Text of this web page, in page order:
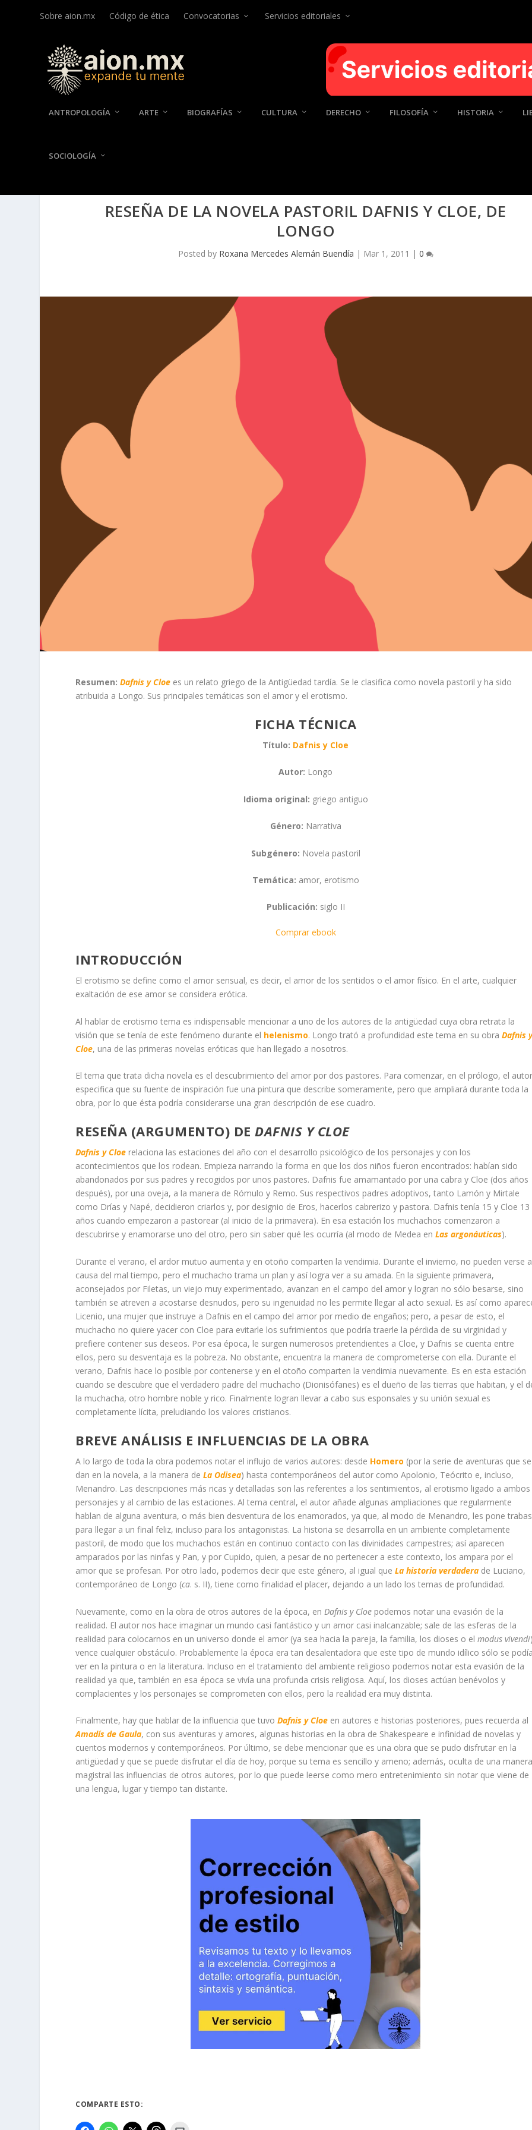
Sobre aion.mx Código de ética Convocatorias Servicios editoriales
ANTROPOLOGÍA ARTE BIOGRAFÍAS CULTURA DERECHO FILOSOFÍA HISTORIA
SOCIOLOGÍA
RESEÑA DE LA NOVELA PASTORIL DAFNIS Y CLOE, DE
LONGO
Posted by Roxana Mercedes Alemán Buendía | Mar 1, 2011 | 0
Resumen: Dafnis y Cloe es un relato griego de la Antigüedad tardía. Se le clasifica como novela pastoril y ha sido
atribuida a Longo. Sus principales temáticas son el amor y el erotismo.
FICHA TÉCNICA
Título: Dafnis y Cloe
Autor: Longo
Idioma original: griego antiguo
Género: Narrativa
Subgénero: Novela pastoril
Temática: amor, erotismo
Publicación: siglo II
Comprar ebook
INTRODUCCIÓN
El erotismo se define como el amor sensual, es decir, el amor de los sentidos o el amor físico. En el arte, cualquier
exaltación de ese amor se considera erótica.
Al hablar de erotismo tema es indispensable mencionar a uno de los autores de la antigüedad cuya obra retrata la
visión que se tenía de este fenómeno durante el helenismo. Longo trató a profundidad este tema en su obraDafnis
Cloe, una de las primeras novelas eróticas que han llegado a nosotros.
El tema que trata dicha novela es el descubrimiento del amor por dos pastores. Para comenzar, en el prólogo, el
especifica que su fuente de inspiración fue una pintura que describe someramente, pero que ampliará durante toda la
obra, por lo que ésta podría considerarse una gran descripción de ese cuadro.
RESEÑA (ARGUMENTO) DEDAFNIS Y CLOE
Dafnis y Cloe relaciona las estaciones del año con el desarrollo psicológico de los personajes y con los
acontecimientos que los rodean. Empieza narrando la forma en que los dos niños fueron encontrados: habían sido
abandonados por sus padres y recogidos por unos pastores. Dafnis fue amamantado por una cabra y Cloe (dos años
después), por una oveja, a la manera de Rómulo y Remo. Sus respectivos padres adoptivos, tanto Lamón y Mirtale
como Drías y Napé, decidieron criarlos y, por designio de Eros, hacerlos cabrerizo y pastora. Dafnis tenía 15 y Cloe 13
años cuando empezaron a pastorear (al inicio de la primavera). En esa estación los muchachos comenzaron a
descubrirse y enamorarse uno del otro, pero sin saber qué les ocurría (al modo de Medea enLas argonáuticas).
Durante el verano, el ardor mutuo aumenta y en otoño comparten la vendimia. Durante el invierno, no pueden verse a
causa del mal tiempo, pero el muchacho trama un plan y así logra ver a su amada. En la siguiente primavera,
aconsejados por Filetas, un viejo muy experimentado, avanzan en el campo del amor y logran no sólo besarse, sino
también se atreven a acostarse desnudos, pero su ingenuidad no les permite llegar al acto sexual. Es así como
Licenio, una mujer que instruye a Dafnis en el campo del amor por medio de engaños; pero, a pesar de esto, el
muchacho no quiere yacer con Cloe para evitarle los sufrimientos que podría traerle la pérdida de su virginidad y
prefiere contener sus deseos. Por esa época, le surgen numerosos pretendientes a Cloe, y Dafnis se cuenta entre
ellos, pero su desventaja es la pobreza. No obstante, encuentra la manera de comprometerse con ella. Durante el
verano, Dafnis hace lo posible por contenerse y en el otoño comparten la vendimia nuevamente. Es en esta estación
cuando se descubre que el verdadero padre del muchacho (Dionisófanes) es el dueño de las tierras que habitan, y el
la muchacha, otro hombre noble y rico. Finalmente logran llevar a cabo sus esponsales y su unión sexual es
completamente lícita, preludiando los valores cristianos.
BREVE ANÁLISIS E INFLUENCIAS DE LA OBRA
A lo largo de toda la obra podemos notar el influjo de varios autores: desde Homero (por la serie de aventuras que se
dan en la novela, a la manera deLa Odisea) hasta contemporáneos del autor como Apolonio, Teócrito e, incluso,
Menandro. Las descripciones más ricas y detalladas son las referentes a los sentimientos, al erotismo ligado a ambos
personajes y al cambio de las estaciones. Al tema central, el autor añade algunas ampliaciones que regularmente
hablan de alguna aventura, o más bien desventura de los enamorados, ya que, al modo de Menandro, les pone trabas
para llegar a un final feliz, incluso para los antagonistas. La historia se desarrolla en un ambiente completamente
pastoril, de modo que los muchachos están en continuo contacto con las divinidades campestres; así aparecen
amparados por las ninfas y Pan, y por Cupido, quien, a pesar de no pertenecer a este contexto, los ampara por el
amor que se profesan. Por otro lado, podemos decir que este género, al igual queLa historia verdadera de Luciano,
contemporáneo de Longo (ca. s. II), tiene como finalidad el placer, dejando a un lado los temas de profundidad.
Nuevamente, como en la obra de otros autores de la época, en Dafnis y Cloe podemos notar una evasión de la
realidad. El autor nos hace imaginar un mundo casi fantástico y un amor casi inalcanzable; sale de las esferas de la
realidad para colocarnos en un universo donde el amor (ya sea hacia la pareja, la familia, los dioses o elmodus vivendi
vence cualquier obstáculo. Probablemente la época era tan desalentadora que este tipo de mundo idílico sólo se
ver en la pintura o en la literatura. Incluso en el tratamiento del ambiente religioso podemos notar esta evasión de la
realidad ya que, también en esa época se vivía una profunda crisis religiosa. Aquí, los dioses actúan benévolos y
complacientes y los personajes se comprometen con ellos, pero la realidad era muy distinta.
Finalmente, hay que hablar de la influencia que tuvoDafnis y Cloe en autores e historias posteriores, pues recuerda al
Amadís de Gaula, con sus aventuras y amores, algunas historias en la obra de Shakespeare e infinidad de novelas y
cuentos modernos y contemporáneos. Por último, se debe mencionar que es una obra que se pudo disfrutar en la
antigüedad y que se puede disfrutar el día de hoy, porque su tema es sencillo y ameno; además, oculta de una
magistral las influencias de otros autores, por lo que puede leerse como mero entretenimiento sin notar que viene de
una lengua, lugar y tiempo tan distante.
COMPARTE ESTO: